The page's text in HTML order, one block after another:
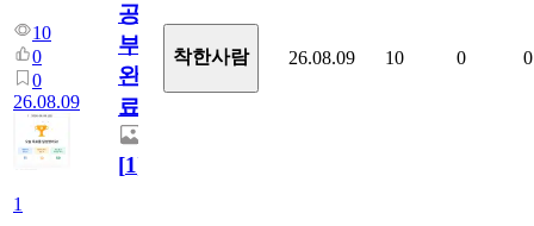
10
0
0
26.08.09
1
공
부
완
료
[1]
착한사람 26.08.09 10 0 0